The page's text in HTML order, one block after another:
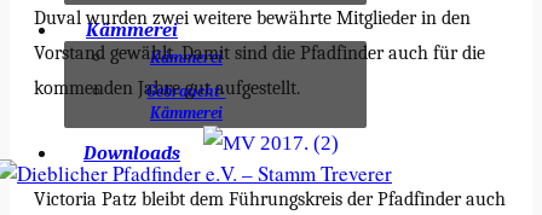
Kämmerei
Kämmerei
Gebraucht-
Kämmerei
Downloads
Duval wurden zwei weitere bewährte Mitglieder in den
Vorstand gewählt. Damit sind die Pfadfinder auch für die
kommenden Jahre gut aufgestellt.
Victoria Patz bleibt dem Führungskreis der Pfadfinder auch